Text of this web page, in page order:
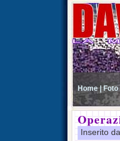
Home | Foto
Inserito